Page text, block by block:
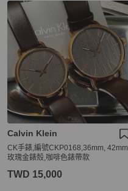
Calvin Klein
CK手錶,編號CKP0168,36mm, 42mm
玫瑰金錶殼,咖啡色錶帶款
TWD 15,000